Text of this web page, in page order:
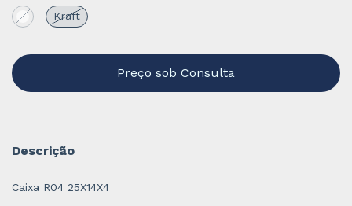
Kraft
Descrição
Caixa R04 25X14X4